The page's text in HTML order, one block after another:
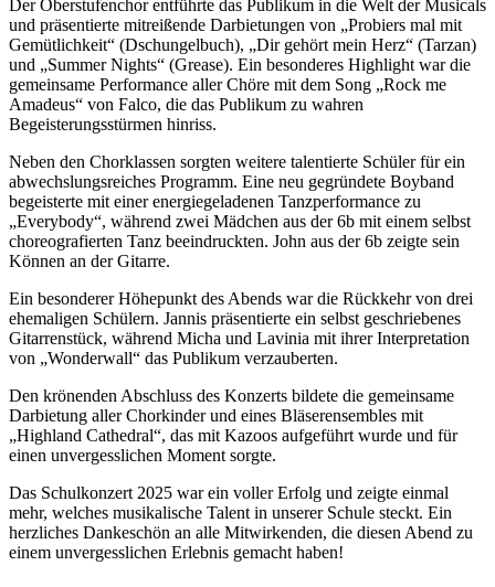
Der Oberstufenchor entführte das Publikum in die Welt der Musicals
und präsentierte mitreißende Darbietungen von „Probiers mal mit
Gemütlichkeit“ (Dschungelbuch), „Dir gehört mein Herz“ (Tarzan)
und „Summer Nights“ (Grease). Ein besonderes Highlight war die
gemeinsame Performance aller Chöre mit dem Song „Rock me
Amadeus“ von Falco, die das Publikum zu wahren
Begeisterungsstürmen hinriss.
Neben den Chorklassen sorgten weitere talentierte Schüler für ein
abwechslungsreiches Programm. Eine neu gegründete Boyband
begeisterte mit einer energiegeladenen Tanzperformance zu
„Everybody“, während zwei Mädchen aus der 6b mit einem selbst
choreografierten Tanz beeindruckten. John aus der 6b zeigte sein
Können an der Gitarre.
Ein besonderer Höhepunkt des Abends war die Rückkehr von drei
ehemaligen Schülern. Jannis präsentierte ein selbst geschriebenes
Gitarrenstück, während Micha und Lavinia mit ihrer Interpretation
von „Wonderwall“ das Publikum verzauberten.
Den krönenden Abschluss des Konzerts bildete die gemeinsame
Darbietung aller Chorkinder und eines Bläserensembles mit
„Highland Cathedral“, das mit Kazoos aufgeführt wurde und für
einen unvergesslichen Moment sorgte.
Das Schulkonzert 2025 war ein voller Erfolg und zeigte einmal
mehr, welches musikalische Talent in unserer Schule steckt. Ein
herzliches Dankeschön an alle Mitwirkenden, die diesen Abend zu
einem unvergesslichen Erlebnis gemacht haben!